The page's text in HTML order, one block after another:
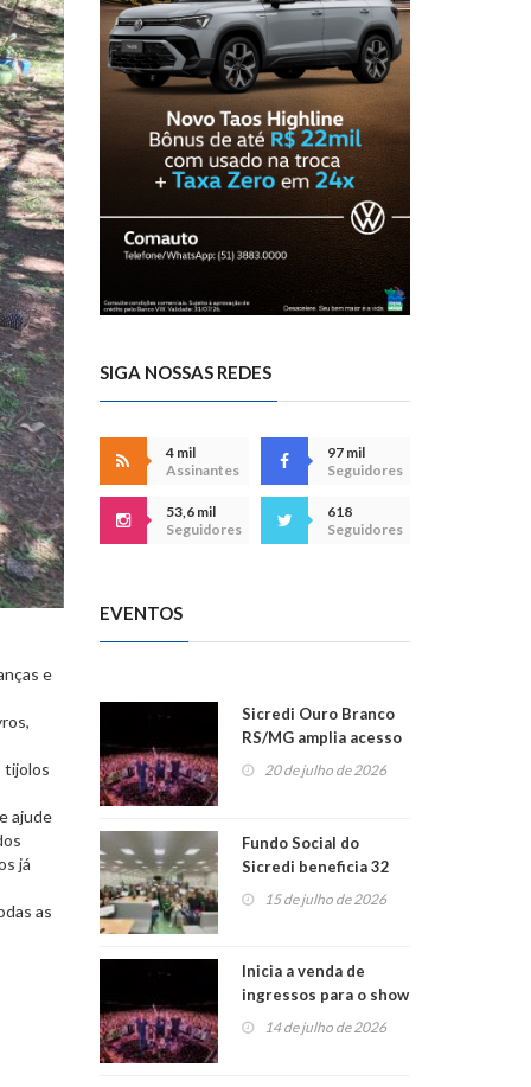
e
tijolos
ajude
já
as
SIGA NOSSAS REDES
4 mil
Assinantes
97 mil
Seguidores
53,6 mil
Seguidores
618
Seguidores
EVENTOS
Sicredi Ouro Branco
RS/MG amplia acesso
ao show dos 45 anos
20 de julho de 2026
Fundo Social do
Sicredi beneficia 32
projetos em
Montenegro
15 de julho de 2026
Inicia a venda de
ingressos para o show
do Jota Quest nos 45
14 de julho de 2026